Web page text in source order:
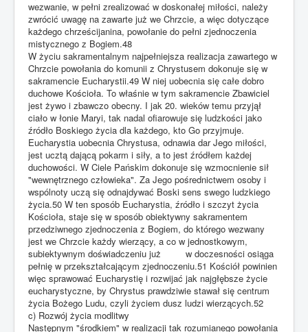
wezwanie, w pełni zrealizować w doskonałej miłości, należy
zwrócić uwagę na zawarte już we Chrzcie, a więc dotyczące
każdego chrześcijanina, powołanie do pełni zjednoczenia
mistycznego z Bogiem.48
W życiu sakramentalnym najpełniejsza realizacja zawartego w
Chrzcie powołania do komunii z Chrystusem dokonuje się w
sakramencie Eucharystii.49 W niej uobecnia się całe dobro
duchowe Kościoła. To właśnie w tym sakramencie Zbawiciel
jest żywo i zbawczo obecny. I jak 20. wieków temu przyjął
ciało w łonie Maryi, tak nadal ofiarowuje się ludzkości jako
źródło Boskiego życia dla każdego, kto Go przyjmuje.
Eucharystia uobecnia Chrystusa, odnawia dar Jego miłości,
jest ucztą dającą pokarm i siły, a to jest źródłem każdej
duchowości. W Ciele Pańskim dokonuje się wzmocnienie sił
"wewnętrznego człowieka". Za Jego pośrednictwem osoby i
wspólnoty uczą się odnajdywać Boski sens swego ludzkiego
życia.50 W ten sposób Eucharystia, źródło i szczyt życia
Kościoła, staje się w sposób obiektywny sakramentem
przedziwnego zjednoczenia z Bogiem, do którego wezwany
jest we Chrzcie każdy wierzący, a co w jednostkowym,
subiektywnym doświadczeniu już w doczesności osiąga
pełnię w przekształcającym zjednoczeniu.51 Kościół powinien
więc sprawować Eucharystię i rozwijać jak najgłębsze życie
eucharystyczne, by Chrystus prawdziwie stawał się centrum
życia Bożego Ludu, czyli życiem dusz ludzi wierzących.52
c) Rozwój życia modlitwy
Następnym "środkiem" w realizacji tak rozumianego powołania